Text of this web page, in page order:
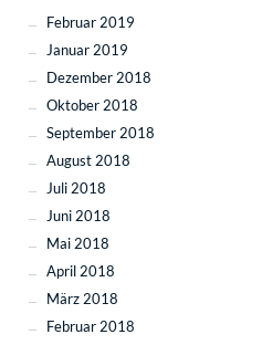
Februar 2019
Januar 2019
Dezember 2018
Oktober 2018
September 2018
August 2018
Juli 2018
Juni 2018
Mai 2018
April 2018
März 2018
Februar 2018